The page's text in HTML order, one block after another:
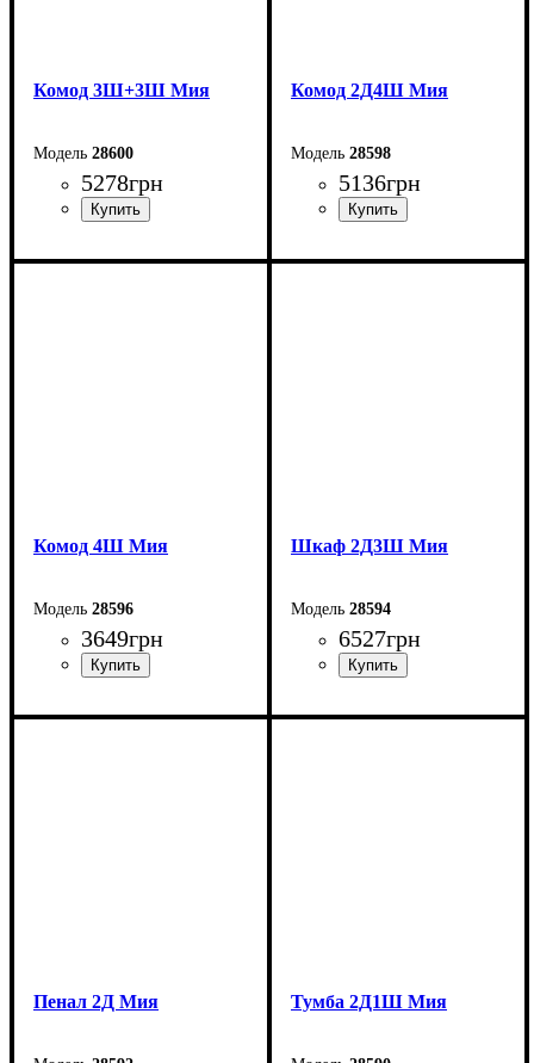
Комод 3Ш+3Ш Мия
28600
5278грн
Ширина: 140 см
Комод 2Д4Ш Мия
28598
5136грн
Ширина: 120 см
Комод 4Ш Мия
28596
3649грн
Ширина: 80 см
Шкаф 2Д3Ш Мия
28594
6527грн
Ширина: 80 см
Пенал 2Д Мия Тумба 2Д1Ш Мия